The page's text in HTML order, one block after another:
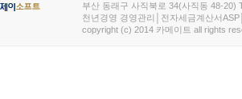
부산 동래구 사직북로 34(사직동 48-20)
천년경영 경영관리│전자세금계산서
copyright (c) 2014 카메이트 all rights